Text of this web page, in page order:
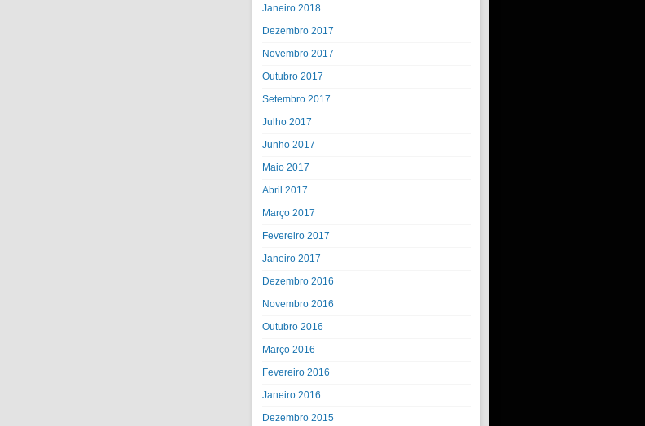
Janeiro 2018
Dezembro 2017
Novembro 2017
Outubro 2017
Setembro 2017
Julho 2017
Junho 2017
Maio 2017
Abril 2017
Março 2017
Fevereiro 2017
Janeiro 2017
Dezembro 2016
Novembro 2016
Outubro 2016
Março 2016
Fevereiro 2016
Janeiro 2016
Dezembro 2015